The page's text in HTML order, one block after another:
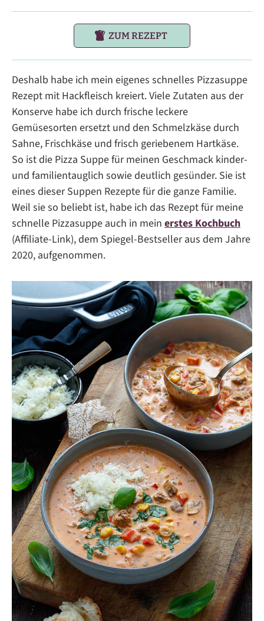
ZUM REZEPT
Deshalb habe ich mein eigenes schnelles Pizzasuppe
Rezept mit Hackfleisch kreiert. Viele Zutaten aus der
Konserve habe ich durch frische leckere
Gemüsesorten ersetzt und den Schmelzkäse durch
Sahne, Frischkäse und frisch geriebenem Hartkäse.
So ist die Pizza Suppe für meinen Geschmack kinder-
und familientauglich sowie deutlich gesünder. Sie ist
eines dieser Suppen Rezepte für die ganze Familie.
Weil sie so beliebt ist, habe ich das Rezept für meine
schnelle Pizzasuppe auch in mein erstes Kochbuch
(Affiliate-Link), dem Spiegel-Bestseller aus dem Jahre
2020, aufgenommen.